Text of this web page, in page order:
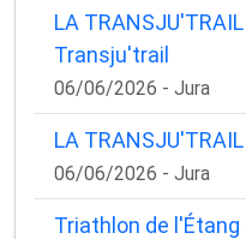
LA
Transju'trail
06/06/2026 - Jura
LA
06/06/2026 - Jura
Triathlon de l'Étang